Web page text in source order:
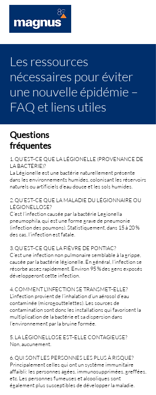
Les ressources
nécessaires pour éviter
une nouvelle épidémie –
FAQ et liens utiles
Questions
fréquentes
1. QU’EST-CE QUE LA LÉGIONELLE (PROVENANCE DE
LA BACTÉRIE)?
La Légionelle est une bactérie naturellement présente
dans les environnements humides, colonisant les réservoirs
naturels ou artificiels d’eau douce et les sols humides.
2. QU’EST-CE QUE LA MALADIE DU LÉGIONNAIRE OU
LÉGIONELLOSE?
C’est l’infection causée par la bactérie Legionella
pneumophila, qui est une forme grave de pneumonie
(infection des poumons). Statistiquement, dans 15 à 20 %
des cas, l’infection est fatale.
3. QU’EST-CE QUE LA FIÈVRE DE PONTIAC?
C’est une infection non pulmonaire semblable à la grippe,
causée par la bactérie légionelle. En général, l’infection se
résorbe assez rapidement. Environ 95 % des gens exposés
développeront cette infection.
4. COMMENT L’INFECTION SE TRANSMET-ELLE?
L’infection provient de l’inhalation d’un aérosol d’eau
contaminée (microgouttelettes). Les sources de
contamination sont donc les installations qui favorisent la
multiplication de la bactérie et sa dispersion dans
l’environnement par la bruine formée.
5. LA LÉGIONELLOSE EST-ELLE CONTAGIEUSE?
Non, aucunement.
6. QUI SONT LES PERSONNES LES PLUS À RISQUE?
Principalement celles qui ont un système immunitaire
affaibli: les personnes âgées, immunosupprimées, greffées,
etc. Les personnes fumeuses et alcooliques sont
également plus susceptibles de développer la maladie.